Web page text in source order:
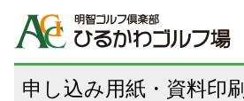
申し込み用紙・資料印刷